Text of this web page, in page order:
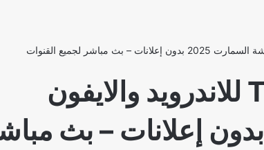
تحميل برنامج الأسطورة TV للاندرويد والايفون
والشاشة السمارت 2025 بدون إعلانات – بث